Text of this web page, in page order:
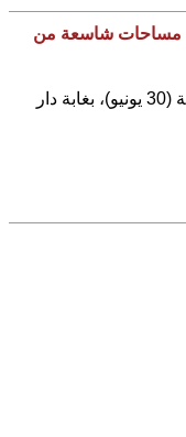
مساحات شاسعة من
طنجاوي اندلع حريق، صباح اليوم الجمعة (30 يونيو)، بغابة دار